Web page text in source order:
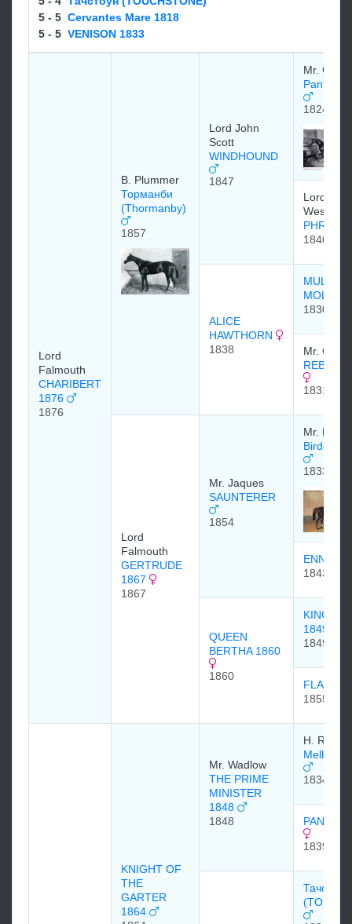
5 - 5 Cervantes Mare 1818
5 - 5 VENISON 1833
Lord
Falmouth
CHARIBERT
1876
1876
B. Plummer
Торманби
(Thormanby)
1857
Lord John
Scott
WINDHOUND
1847
Mr.
1824
Lord
1840
ALICE
HAWTHORN
1838
MULEY
1830
Mr. Cock.
1831
Lord
Falmouth
GERTRUDE
1867
1867
Mr. Jaques
SAUNTERER
1854
Mr.
1833
ENNUI
1843
QUEEN
BERTHA 1860
1860
1849
1849
FLAX
1855
KNIGHT OF
THE
GARTER
1864
Mr. Wadlow
THE PRIME
MINISTER
1848
1848
H.
1834
1839
Тачстоун